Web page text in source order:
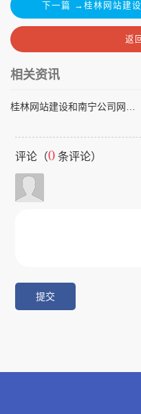
下一篇 →桂林网站建
返
相关资讯
评论（0 条评论）